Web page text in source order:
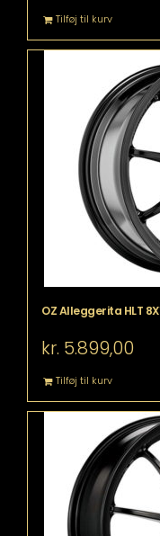
Tilføj til kurv
OZ Alleggerita HLT
kr. 5.899,00
Tilføj til kurv